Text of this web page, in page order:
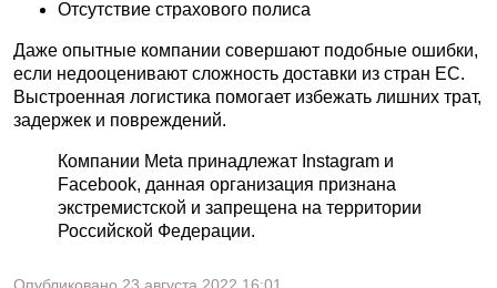
Отсутствие страхового полиса
Даже опытные компании совершают подобные ошибки,
если недооценивают сложность доставки из стран ЕС.
Выстроенная логистика помогает избежать лишних трат,
задержек и повреждений.
Компании Meta принадлежат Instagram и
Facebook, данная организация признана
экстремистской и запрещена на территории
Российской Федерации.